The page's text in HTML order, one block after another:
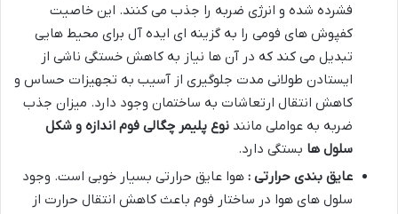
فشرده شده و انرژی ضربه را جذب می کنند. این خاصیت
کفپوش های فومی را به گزینه ای ایده آل برای محیط هایی
تبدیل می کند که در آن ها نیاز به کاهش خستگی ناشی از
ایستادن طولانی مدت جلوگیری از آسیب به تجهیزات حساس و
کاهش انتقال ارتعاشات به ساختمان وجود دارد. میزان جذب
ضربه به عواملی مانند نوع پلیمر چگالی فوم اندازه و شکل
سلول ها بستگی دارد.
عایق بندی حرارتی : هوا عایق حرارتی بسیار خوبی است. وجود
سلول های هوا در ساختار فوم باعث کاهش انتقال حرارت از